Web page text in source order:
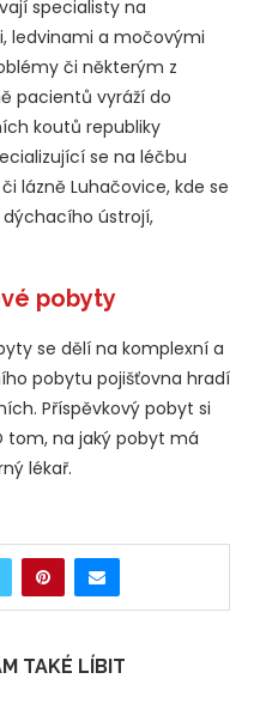
specialisty na
ledvinami a močovými
či některým z
pacientů vyráží do
koutů republiky
se na léčbu
lázně Luhačovice, kde se
ústrojí,
pobyty
se dělí na komplexní a
pobytu pojišťovna hradí
Příspěvkový pobyt si
na jaký pobyt má
lékař.
TAKÉ LÍBIT